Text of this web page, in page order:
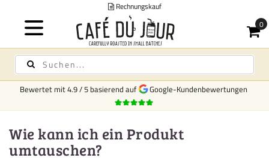
Rechnungskauf
Bewertet mit4.9/5 basierend auf Google-Kundenbewertungen
Wie kann ich ein Produkt
umtauschen?